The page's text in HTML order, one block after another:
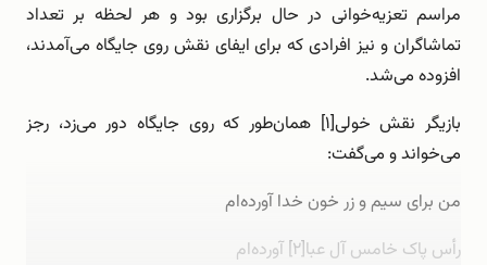
مراسم تعزیه‌خوانی در حال برگزاری بود و هر لحظه بر تعداد
تماشاگران و نیز افرادی که برای ایفای نقش روی جایگاه می‌آمدند،
افزوده می‌شد.
بازیگر نقش خولی[۱] همان‌طور که روی جایگاه دور می‌زد، رجز
می‌خواند و می‌گفت:
من برای سیم و زر خون خدا آورده‌ام
رأس پاک خامس آل عبا[۲] آورده‌ام